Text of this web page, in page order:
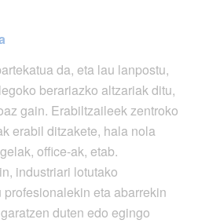
da, eta lau lanpostu,
berariazko altzariak ditu,
gain. Erabiltzaileek zentroko
erabil ditzakete, hala nola
office-ak, etab.
industriari lotutako
eta abarrekin
duten edo egingo